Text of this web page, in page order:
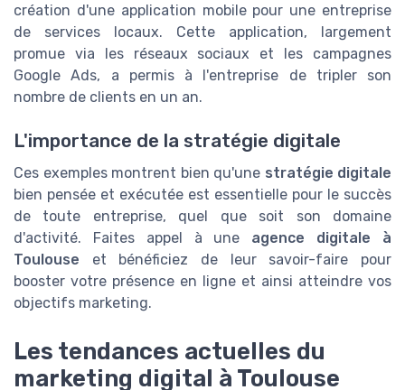
création d'une application mobile pour une entreprise
de services locaux. Cette application, largement
promue via les réseaux sociaux et les campagnes
Google Ads, a permis à l'entreprise de tripler son
nombre de clients en un an.
L'importance de la stratégie digitale
Ces exemples montrent bien qu'une stratégie digitale
bien pensée et exécutée est essentielle pour le succès
de toute entreprise, quel que soit son domaine
d'activité. Faites appel à une agence digitale à
Toulouse et bénéficiez de leur savoir-faire pour
booster votre présence en ligne et ainsi atteindre vos
objectifs marketing.
Les tendances actuelles du
marketing digital à Toulouse